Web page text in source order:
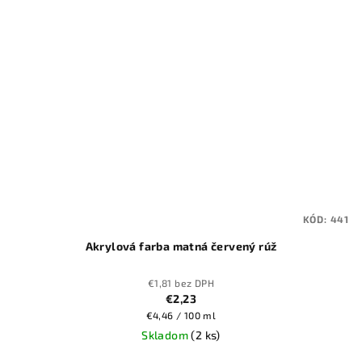
Akrylová farba matná červený rúž
€1,81 bez DPH
€2,23
Jednotková
cena:
€4,46 / 100 ml
Skladom(2 ks)
KÓD: 441